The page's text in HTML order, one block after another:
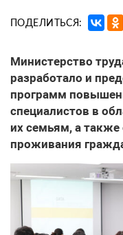
ПОДЕЛИТЬСЯ:
Министерство
разработало и
программ
специалистов в
их семьям, а
проживания